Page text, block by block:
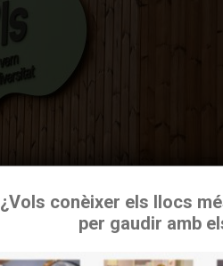
Utilizamos cookies para asegurar
usuario en
¿Vols conèixer els llocs
per gaudir amb